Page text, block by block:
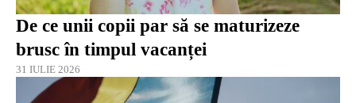
De ce unii copii par să se maturizeze
brusc în timpul vacanței
31 IULIE 2026